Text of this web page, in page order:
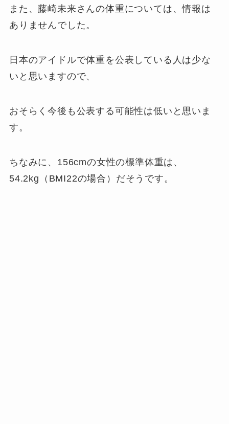
また、藤崎未来さんの体重については、情報は
ありませんでした。
日本のアイドルで体重を公表している人は少な
いと思いますので、
おそらく今後も公表する可能性は低いと思いま
す。
ちなみに、156cmの女性の標準体重は、
54.2kg（BMI22の場合）だそうです。